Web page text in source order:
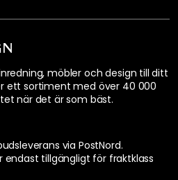
möbler och design till ditt
ett sortiment med över 40 000
när det är som bäst.
via PostNord.
tillgängligt för fraktklass